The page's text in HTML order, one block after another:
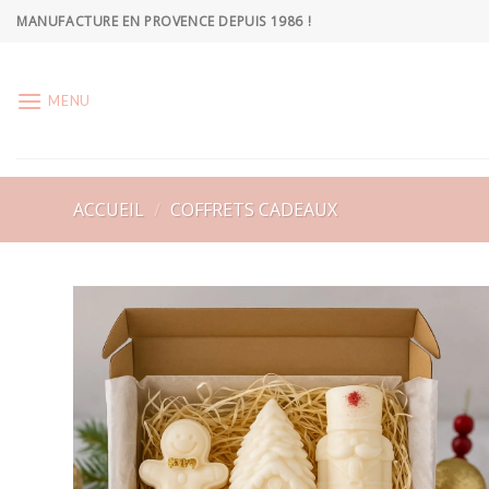
SkipMANUFACTURE EN PROVENCE DEPUIS 1986 !
MENU
ACCUEIL / COFFRETS CADEAUX
à la
wishlist